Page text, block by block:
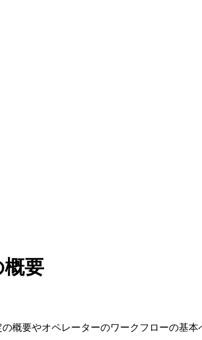
要
概要やオペレーターのワークフローの基本